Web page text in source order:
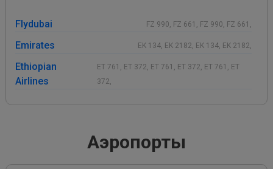
Flydubai FZ 990, FZ 661, FZ 990, FZ 661,
Emirates EK 134, EK 2182, EK 134, EK 2182,
Ethiopian
Airlines
ET 761, ET 372, ET 761, ET 372, ET 761, ET
372,
Аэропорты